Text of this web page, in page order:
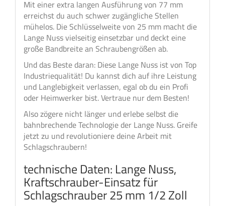
Mit einer extra langen Ausführung von 77 mm
erreichst du auch schwer zugängliche Stellen
mühelos. Die Schlüsselweite von 25 mm macht die
Lange Nuss vielseitig einsetzbar und deckt eine
große Bandbreite an Schraubengrößen ab.
Und das Beste daran: Diese Lange Nuss ist von Top
Industriequalität! Du kannst dich auf ihre Leistung
und Langlebigkeit verlassen, egal ob du ein Profi
oder Heimwerker bist. Vertraue nur dem Besten!
Also zögere nicht länger und erlebe selbst die
bahnbrechende Technologie der Lange Nuss. Greife
jetzt zu und revolutioniere deine Arbeit mit
Schlagschraubern!
technische Daten: Lange Nuss,
Kraftschrauber-Einsatz für
Schlagschrauber 25 mm 1/2 Zoll